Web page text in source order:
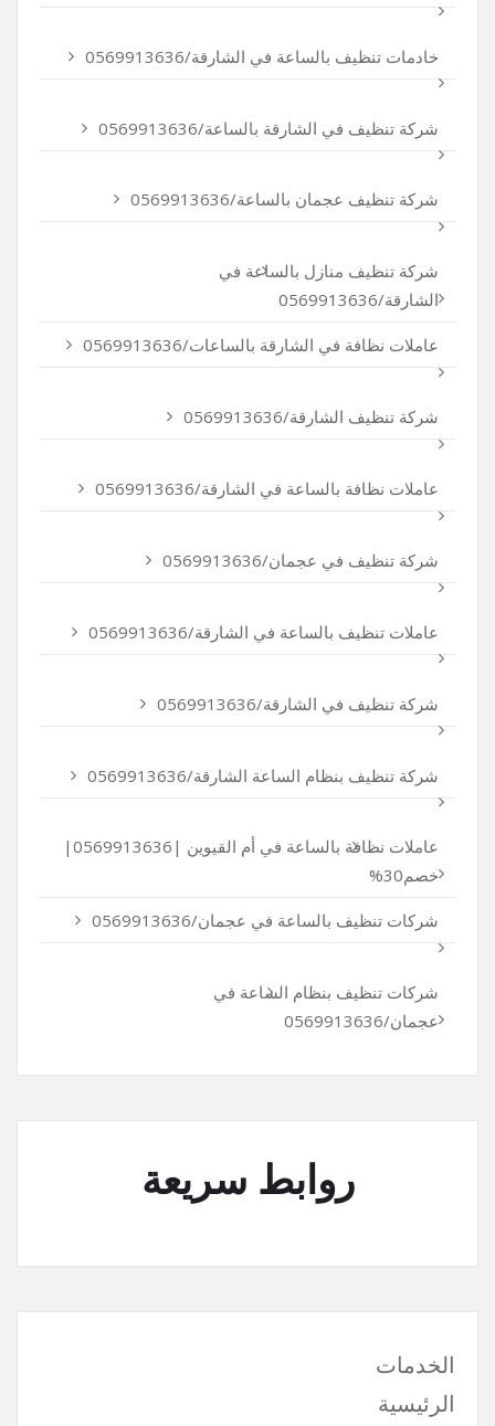
خادمات تنظيف بالساعة في الشارقة/0569913636
شركة تنظيف في الشارقة بالساعة/0569913636
شركة تنظيف عجمان بالساعة/0569913636
شركة تنظيف منازل بالساعة في
الشارقة/0569913636
عاملات نظافة في الشارقة بالساعات/0569913636
شركة تنظيف الشارقة/0569913636
عاملات نظافة بالساعة في الشارقة/0569913636
شركة تنظيف في عجمان/0569913636
عاملات تنظيف بالساعة في الشارقة/0569913636
شركة تنظيف في الشارقة/0569913636
شركة تنظيف بنظام الساعة الشارقة/0569913636
عاملات نظافة بالساعة في أم القيوين |0569913636|
خصم30%
شركات تنظيف بالساعة في عجمان/0569913636
شركات تنظيف بنظام الساعة في
عجمان/0569913636
روابط سريعة
الخدمات
الرئيسية